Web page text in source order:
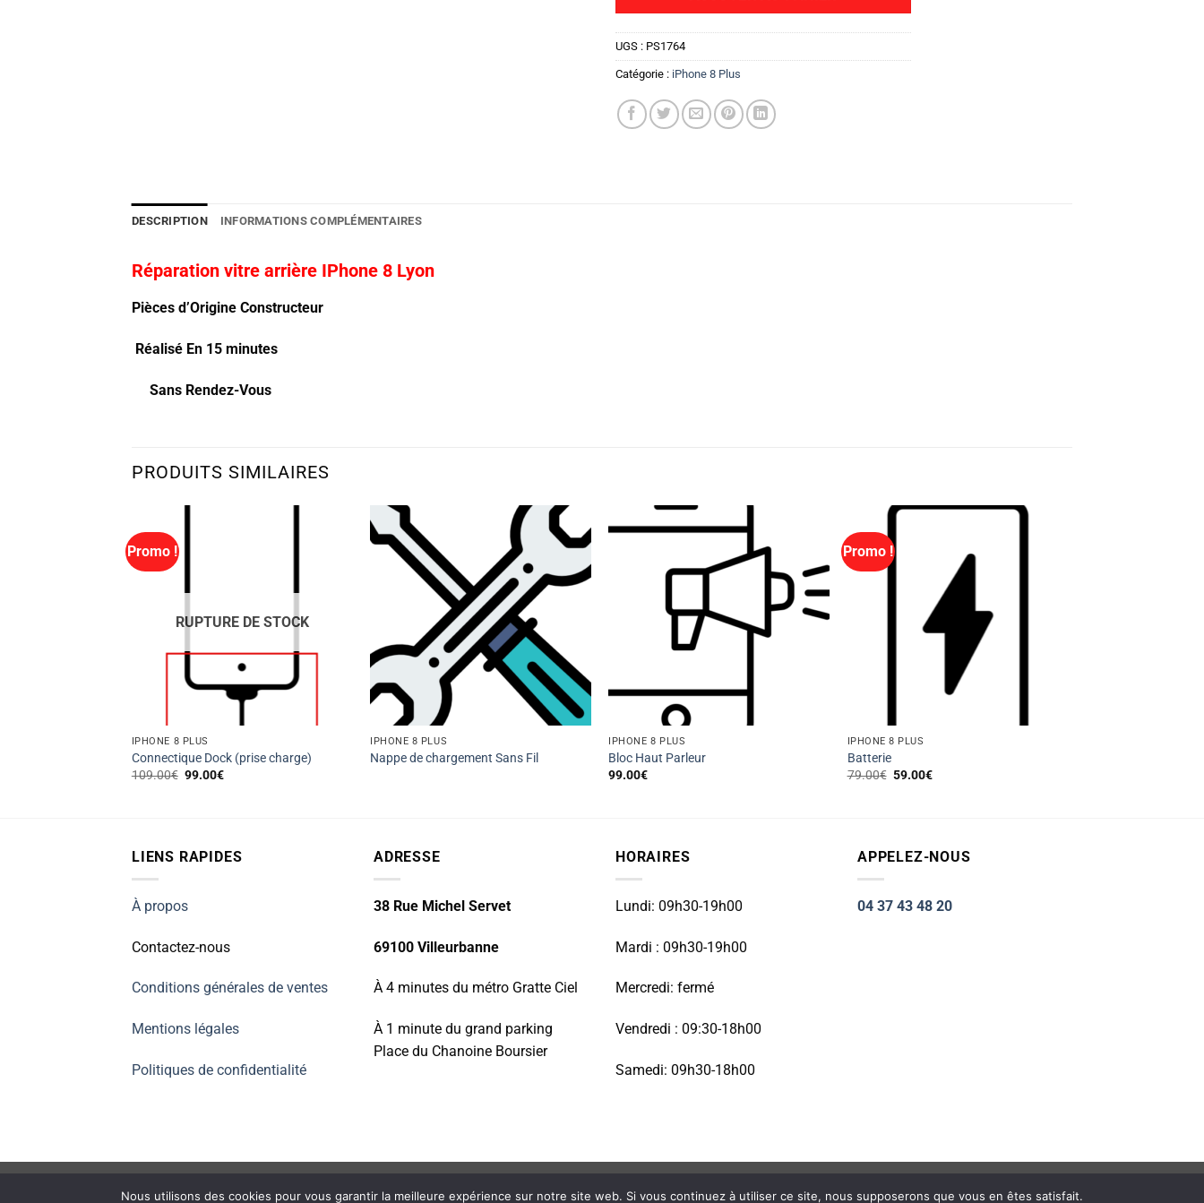
UGS : PS1764
Catégorie : iPhone 8 Plus
DESCRIPTION INFORMATIONS COMPLÉMENTAIRES
Réparation vitre arrière IPhone 8 Lyon
Pièces d’Origine Constructeur
Réalisé En 15 minutes
Sans Rendez-Vous
PRODUITS SIMILAIRES
Promo !
RUPTURE DE STOCK
IPHONE 8 PLUS
Connectique Dock (prise charge)
109.00€ Le
99.00€Le
IPHONE 8 PLUS
Nappe de chargement Sans Fil
IPHONE 8 PLUS
Bloc Haut Parleur
99.00€
Promo !
IPHONE 8 PLUS
Batterie
79.00€ Le
59.00€Le
LIENS RAPIDES
À propos
Contactez-nous
Conditions générales de ventes
Mentions légales
Politiques de confidentialité
ADRESSE
38 Rue Michel Servet
69100 Villeurbanne
À 4 minutes du métro Gratte Ciel
À 1 minute du grand parking
Place du Chanoine Boursier
HORAIRES
Lundi: 09h30-19h00
Mardi : 09h30-19h00
Mercredi: fermé
Vendredi : 09:30-18h00
Samedi: 09h30-18h00
APPELEZ-NOUS
04 37 43 48 20
Visa PayPal Stripe MasterCard
Cash
Nous utilisons des cookies pour vous garantir la meilleure expérience sur notre site web. Si vous continuez à utiliser ce site, nous supposerons que vous en êtes satisfait.